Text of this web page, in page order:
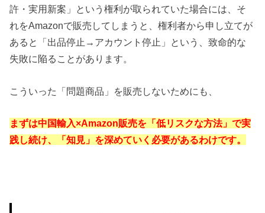
許・実用新案」という権利が取られていた場合には、そ
れをAmazonで販売してしまうと、権利者から申し立てが
あると「出品停止→アカウント停止」という、致命的な
失敗に陥ることがあります。
こういった「問題商品」を販売しないためにも、
まずは中国輸入×Amazon販売を「低リスクな方法」で実
践し続け、「知見」を深めていく必要があるわけです。